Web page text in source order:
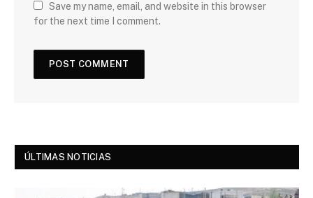
Save my name, email, and website in this browser
for the next time I comment.
ÚLTIMAS NOTICIAS